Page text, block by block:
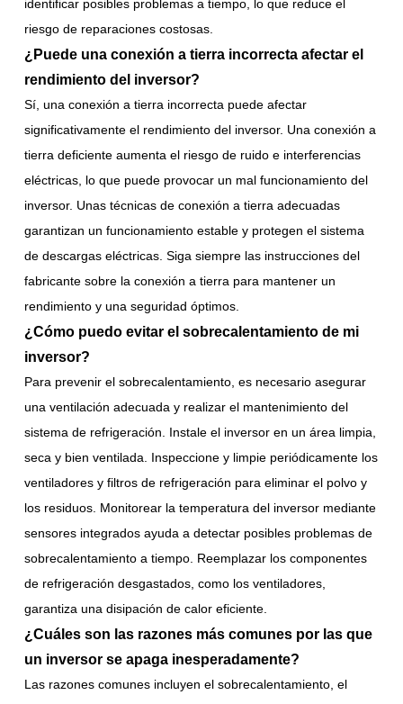
identificar posibles problemas a tiempo, lo que reduce el
riesgo de reparaciones costosas.
¿Puede una conexión a tierra incorrecta afectar el
rendimiento del inversor?
Sí, una conexión a tierra incorrecta puede afectar
significativamente el rendimiento del inversor. Una conexión a
tierra deficiente aumenta el riesgo de ruido e interferencias
eléctricas, lo que puede provocar un mal funcionamiento del
inversor. Unas técnicas de conexión a tierra adecuadas
garantizan un funcionamiento estable y protegen el sistema
de descargas eléctricas. Siga siempre las instrucciones del
fabricante sobre la conexión a tierra para mantener un
rendimiento y una seguridad óptimos.
¿Cómo puedo evitar el sobrecalentamiento de mi
inversor?
Para prevenir el sobrecalentamiento, es necesario asegurar
una ventilación adecuada y realizar el mantenimiento del
sistema de refrigeración. Instale el inversor en un área limpia,
seca y bien ventilada. Inspeccione y limpie periódicamente los
ventiladores y filtros de refrigeración para eliminar el polvo y
los residuos. Monitorear la temperatura del inversor mediante
sensores integrados ayuda a detectar posibles problemas de
sobrecalentamiento a tiempo. Reemplazar los componentes
de refrigeración desgastados, como los ventiladores,
garantiza una disipación de calor eficiente.
¿Cuáles son las razones más comunes por las que
un inversor se apaga inesperadamente?
Las razones comunes incluyen el sobrecalentamiento, el